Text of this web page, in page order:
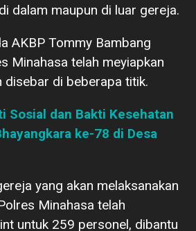
dalam maupun di luar gereja.
AKBP Tommy Bambang
Minahasa telah meyiapkan
disebar di beberapa titik.
Sosial dan Bakti Kesehatan
ke-78 di Desa
yang akan melaksanakan
Minahasa telah
untuk 259 personel, dibantu